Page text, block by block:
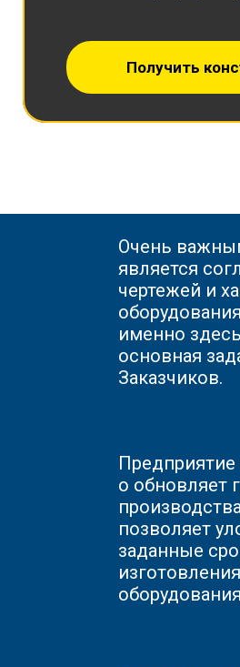
Получить
Очень
является
чертежей и
именно
основная
Заказчиков.
Предприятие
о обновляет
позволяет
заданные
изготовления